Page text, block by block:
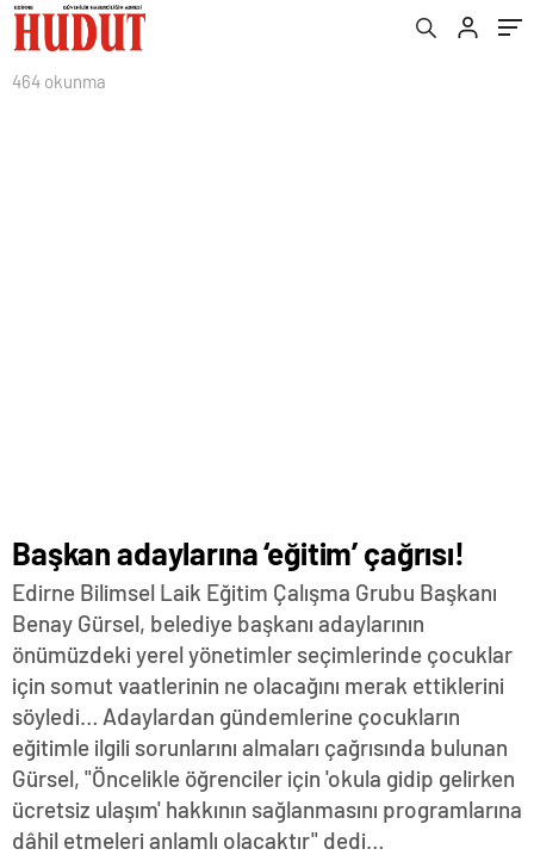
464 okunma
Başkan adaylarına ‘eğitim’ çağrısı!
Edirne Bilimsel Laik Eğitim Çalışma Grubu Başkanı
Benay Gürsel, belediye başkanı adaylarının
önümüzdeki yerel yönetimler seçimlerinde çocuklar
için somut vaatlerinin ne olacağını merak ettiklerini
söyledi… Adaylardan gündemlerine çocukların
eğitimle ilgili sorunlarını almaları çağrısında bulunan
Gürsel, "Öncelikle öğrenciler için 'okula gidip gelirken
ücretsiz ulaşım' hakkının sağlanmasını programlarına
dâhil etmeleri anlamlı olacaktır" dedi…